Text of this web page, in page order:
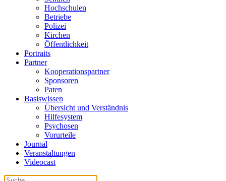
Hochschulen
Betriebe
Polizei
Kirchen
Öffentlichkeit
Portraits
Partner
Kooperationspartner
Sponsoren
Paten
Basiswissen
Übersicht und Verständnis
Hilfesystem
Psychosen
Vorurteile
Journal
Veranstaltungen
Videocast